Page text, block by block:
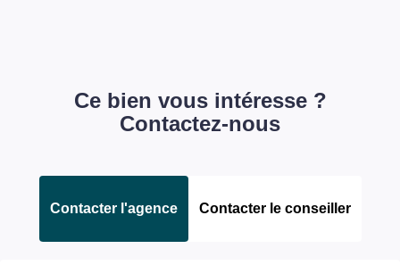
Ce bien vous intéresse ?
Contactez-nous
Contacter l'agence Contacter le conseiller